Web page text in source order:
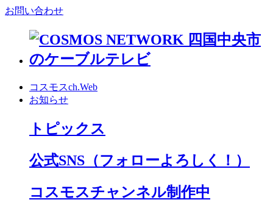
お問い合わせ
コスモスch.Web
お知らせ
トピックス
公式SNS （フォローよろしく！）
コスモスチャンネル制作中